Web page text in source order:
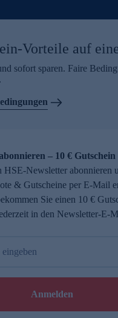
Vorteile auf
sofort sparen. Faire
– 10 €
HSE-Newsletter abonnieren
& Gutscheine per E-Mail
Sie einen 10 €
in den Newsletter-E-
Anmelden